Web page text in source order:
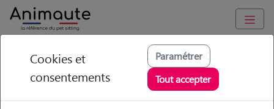
Animaute Occitanie Haute-Garonne /Castelnau-d'Estrétefonds
Celien - Petsitter à
CASTELNAU D
Cookies et
consentements
Paramétrer
Tout accepter